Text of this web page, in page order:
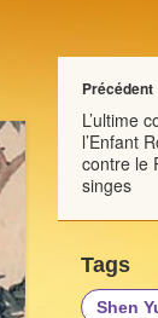
Précédent
L’ultime
l’Enfant
contre le
singes
Tags
Shen